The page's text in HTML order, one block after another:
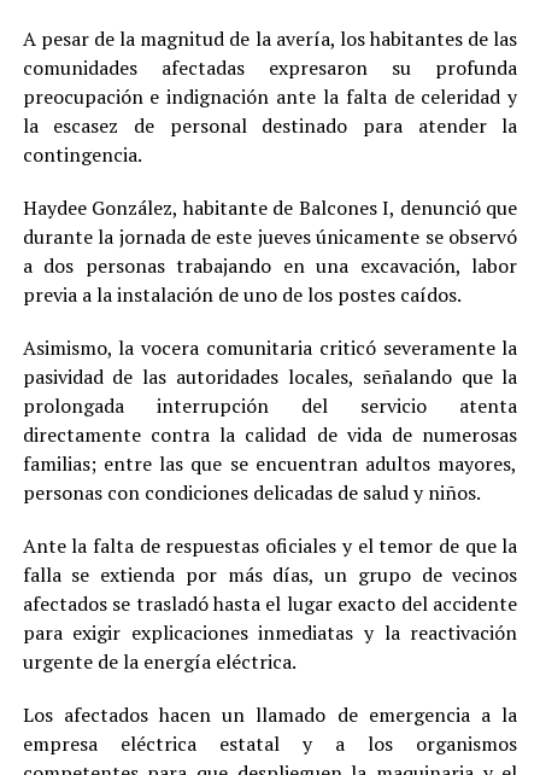
A pesar de la magnitud de la avería, los habitantes de las
comunidades afectadas expresaron su profunda
preocupación e indignación ante la falta de celeridad y
la escasez de personal destinado para atender la
contingencia.
Haydee González, habitante de Balcones I, denunció que
durante la jornada de este jueves únicamente se observó
a dos personas trabajando en una excavación, labor
previa a la instalación de uno de los postes caídos.
Asimismo, la vocera comunitaria criticó severamente la
pasividad de las autoridades locales, señalando que la
prolongada interrupción del servicio atenta
directamente contra la calidad de vida de numerosas
familias; entre las que se encuentran adultos mayores,
personas con condiciones delicadas de salud y niños.
Ante la falta de respuestas oficiales y el temor de que la
falla se extienda por más días, un grupo de vecinos
afectados se trasladó hasta el lugar exacto del accidente
para exigir explicaciones inmediatas y la reactivación
urgente de la energía eléctrica.
Los afectados hacen un llamado de emergencia a la
empresa eléctrica estatal y a los organismos